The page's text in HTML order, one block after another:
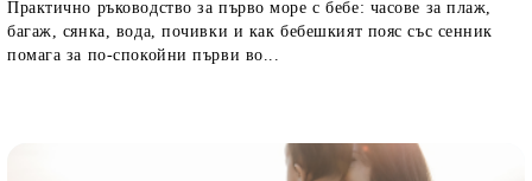
Практично ръководство за първо море с бебе: часове за плаж,
багаж, сянка, вода, почивки и как бебешкият пояс със сенник
помага за по-спокойни първи во...